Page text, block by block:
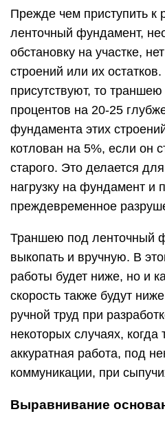
Прежде чем приступить к
ленточный фундамент,
обстановку на участке,
строений или их
присутствуют, то
процентов на 20-25
фундамента этих
котлован на 5%, если он
старого. Это делается
нагрузку на фундамент и
преждевременное
Траншею под ленточный
выкопать и вручную. В
работы будет ниже, но и
скорость также будут
ручной труд при
некоторых случаях, когда
аккуратная работа, под
коммуникации, при
Выравнивание